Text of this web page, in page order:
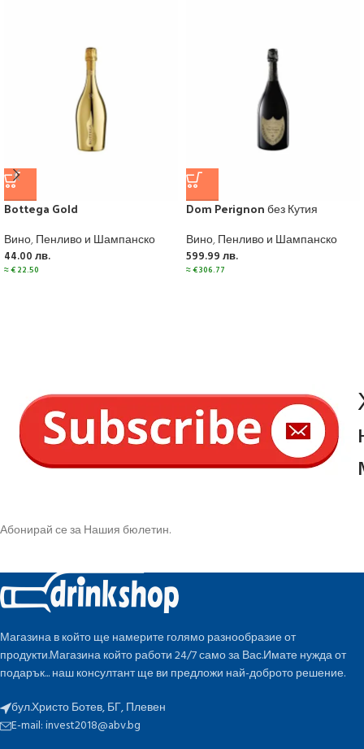
Bottega Gold
Вино,Пенливо и Шампанско
44.00 лв.
≈€22.50
Dom Perignon без Кутия
Вино,Пенливо и Шампанско
599.99 лв.
≈€306.77
Абонирай се за Нашия бюлетин.
Магазина в който ще намерите голямо разнообразие от
продукти.Магазина който работи 24/7 само за Вас.Имате нужда от
подарък... наш консултант ще ви предложи най-доброто решение.
бул.Христо Ботев, БГ, Плевен
E-mail:invest2018@abv.bg